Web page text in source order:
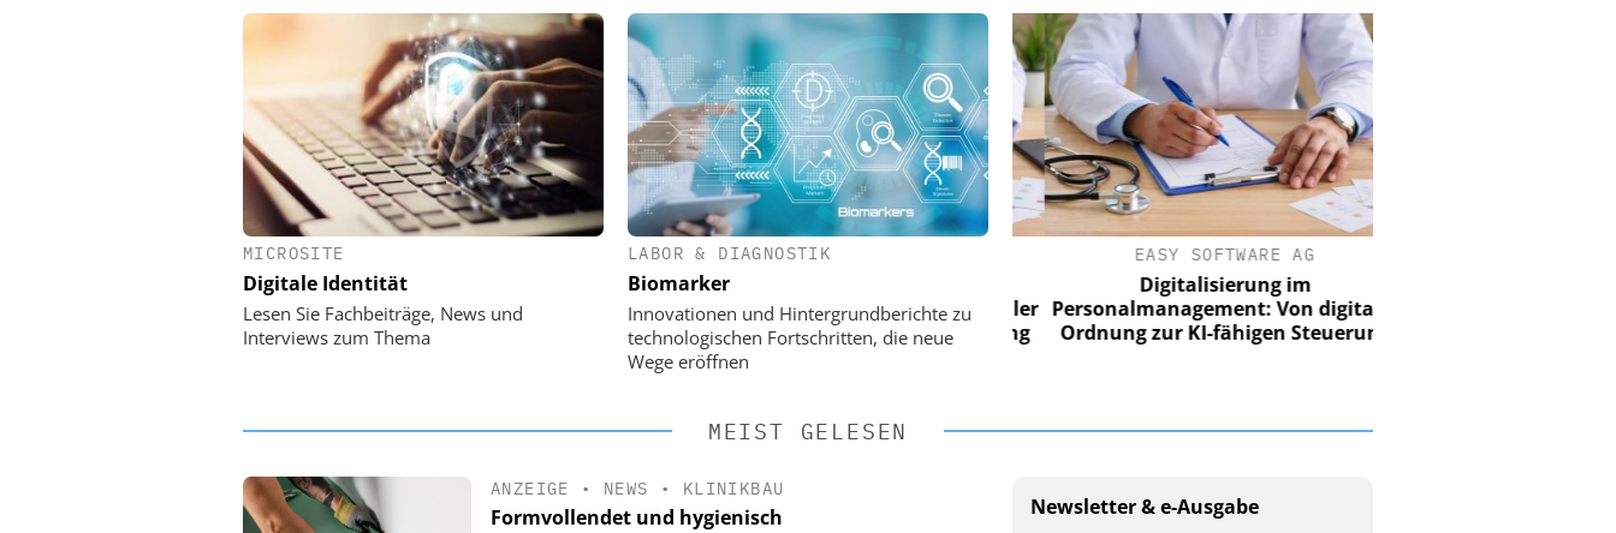
MICROSITE
Digitale Identität
Lesen Sie Fachbeiträge, News und
Interviews zum Thema
LABOR & DIAGNOSTIK
Biomarker
Innovationen und Hintergrundberichte zu
technologischen Fortschritten, die neue
Wege eröffnen
Digitalisierung im
Personalmanagement: Von digitaler
Ordnung zur KI-fähigen Steuerung
EASY SOFTWARE AG
Personalmanagement: Von digitaler
Ordnung zur KI-fähigen Steuerung
EASY SOFTWARE AG
Digitalisierung im
Personalmanagement: Von digitaler
Ordnung zur KI-fähigen Steuerung
MEIST GELESEN
ANZEIGE • NEWS • KLINIKBAU
Formvollendet und hygienisch Newsletter & e-Ausgabe